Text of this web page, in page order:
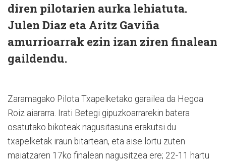
diren pilotarien aurka lehiatuta.
Julen Diaz eta Aritz Gaviña
amurrioarrak ezin izan ziren finalean
gaildendu.
Zaramagako Pilota Txapelketako garailea da Hegoa
Roiz aiararra. Irati Betegi gipuzkoarrarekin batera
osatutako bikoteak nagusitasuna erakutsi du
txapelketak iraun bitartean, eta aise lortu zuten
maiatzaren 17ko finalean nagusitzea ere; 22-11 hartu